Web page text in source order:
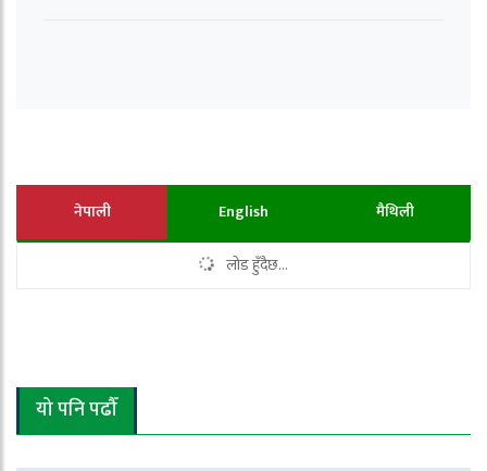
नेपाली English मैथिली
लोड हुँदैछ...
यो पनि पढौँ